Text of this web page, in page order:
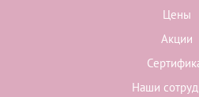
Цены
Акции
Наши